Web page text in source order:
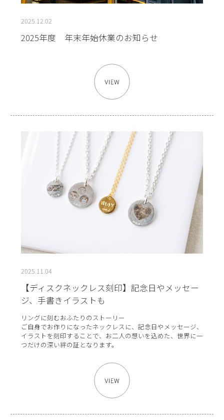
2025.12.02
2025年度 年末年始休業のお知らせ
2025.11.04
【ディスクネックレス刻印】記念日やメッセー
ジ、手書きイラストも
リングに刻むおふたりのストーリー
ご自身でお作りになったネックレスに、記念日やメッセージ、
イラストを刻印することで、お二人の想いを込めた、世界に一
つだけの深い絆の証となります。